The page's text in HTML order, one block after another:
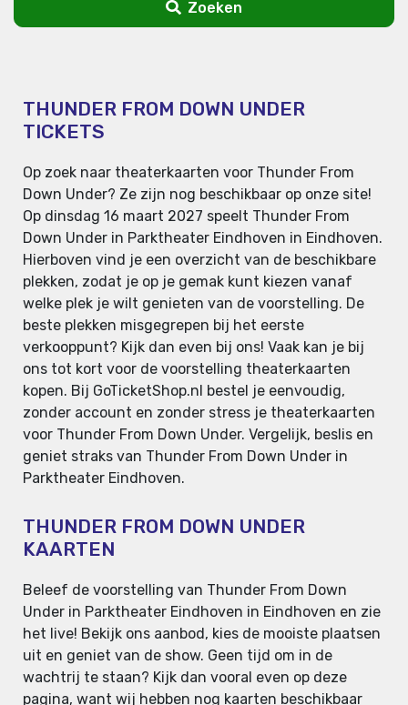
Zoeken
THUNDER FROM DOWN UNDER
TICKETS
Op zoek naar theaterkaarten voor Thunder From
Down Under? Ze zijn nog beschikbaar op onze site!
Op dinsdag 16 maart 2027 speelt Thunder From
Down Under in Parktheater Eindhoven in Eindhoven.
Hierboven vind je een overzicht van de beschikbare
plekken, zodat je op je gemak kunt kiezen vanaf
welke plek je wilt genieten van de voorstelling. De
beste plekken misgegrepen bij het eerste
verkooppunt? Kijk dan even bij ons! Vaak kan je bij
ons tot kort voor de voorstelling theaterkaarten
kopen. Bij GoTicketShop.nl bestel je eenvoudig,
zonder account en zonder stress je theaterkaarten
voor Thunder From Down Under. Vergelijk, beslis en
geniet straks van Thunder From Down Under in
Parktheater Eindhoven.
THUNDER FROM DOWN UNDER
KAARTEN
Beleef de voorstelling van Thunder From Down
Under in Parktheater Eindhoven in Eindhoven en zie
het live! Bekijk ons aanbod, kies de mooiste plaatsen
uit en geniet van de show. Geen tijd om in de
wachtrij te staan? Kijk dan vooral even op deze
pagina, want wij hebben nog kaarten beschikbaar